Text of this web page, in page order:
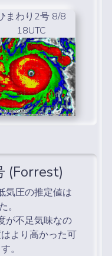
まわり2号 8/8
18UTC
(Forrest)
気圧の推定値は
。
が不足気味なの
より高かった可
。